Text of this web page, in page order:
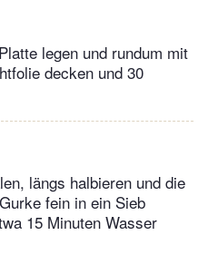
legen und rundum mit
decken und 30
längs halbieren und die
fein in ein Sieb
15 Minuten Wasser